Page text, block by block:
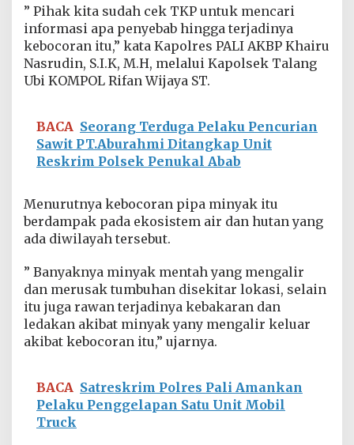
k
P
T
M
e
o
I
n
d
e
s
i
o
c
o
r
” Pihak kita sudah cek TKP untuk mencari
informasi apa penyebab hingga terjadinya
kebocoran itu,” kata Kapolres PALI AKBP Khairu
Nasrudin, S.I.K, M.H, melalui Kapolsek Talang
Ubi KOMPOL Rifan Wijaya ST.
BACA Seorang Terduga Pelaku Pencurian
Sawit PT.Aburahmi Ditangkap Unit
Reskrim Polsek Penukal Abab
Menurutnya kebocoran pipa minyak itu
berdampak pada ekosistem air dan hutan yang
ada diwilayah tersebut.
” Banyaknya minyak mentah yang mengalir
dan merusak tumbuhan disekitar lokasi, selain
itu juga rawan terjadinya kebakaran dan
ledakan akibat minyak yany mengalir keluar
akibat kebocoran itu,” ujarnya.
BACA Satreskrim Polres Pali Amankan
Pelaku Penggelapan Satu Unit Mobil
Truck